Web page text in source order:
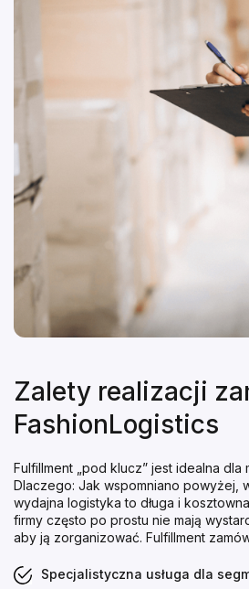
Zalety realizacji
FashionLogistics
Fulfillment „pod klucz” jest idealna dla
Dlaczego: Jak wspomniano powyżej,
wydajna logistyka to długa i
firmy często po prostu nie mają
aby ją zorganizować. Fulfillment
Specjalistyczna usługa dla